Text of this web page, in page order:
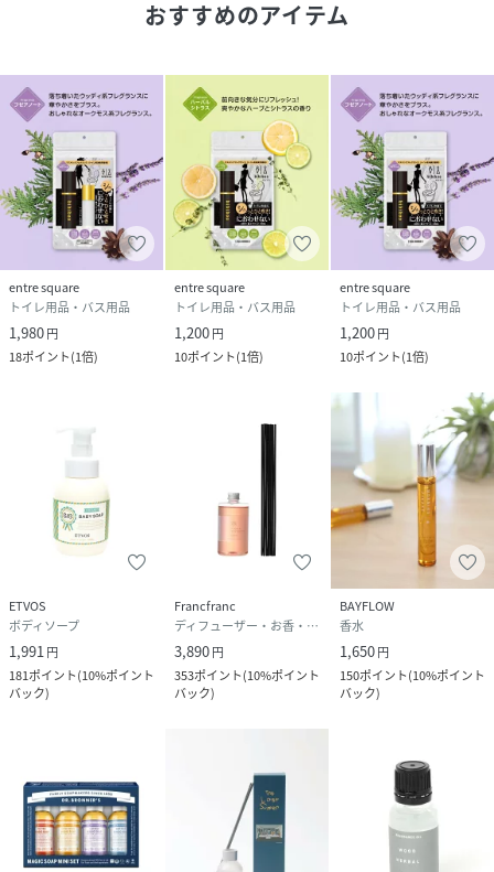
10ml×2
品番
JX1159_4992831703617
4992831703617-0-0 JX1159 )
おすすめのアイテム
entre square
トイレ用品・バス用品
1,980円
18ポイント(1倍)
entre square
トイレ用品・バス用品
1,200円
10ポイント(1倍)
entre square
トイレ用品・バス用品
1,200円
10ポイント(1倍)
ETVOS
ボディソープ
1,991円
181ポイント(10%ポイント
バック)
Francfranc
ディフューザー・お香・アロマオイル・キャンドル
3,890円
353ポイント(10%ポイント
バック)
BAYFLOW
香水
1,650円
150ポイント(10%ポイント
バック)